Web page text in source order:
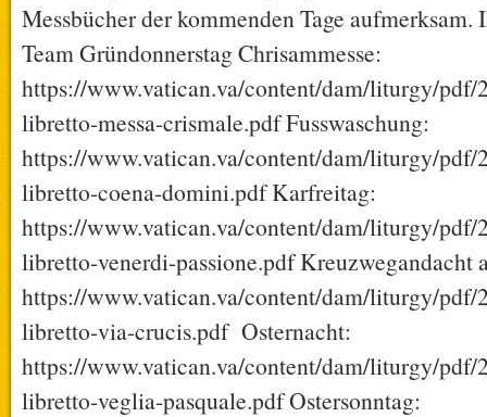
Messbücher der kommenden Tage
Team Gründonnerstag Chrisammesse:
https://www.vatican.va/content/dam/liturgy/pdf/
libretto-messa-crismale.pdf Fusswaschung:
https://www.vatican.va/content/dam/liturgy/pdf/
libretto-coena-domini.pdf Karfreitag:
https://www.vatican.va/content/dam/liturgy/pdf/
libretto-venerdi-passione.pdf Kreuzwegandacht
https://www.vatican.va/content/dam/liturgy/pdf/
libretto-via-crucis.pdf Osternacht:
https://www.vatican.va/content/dam/liturgy/pdf/
libretto-veglia-pasquale.pdf Ostersonntag: